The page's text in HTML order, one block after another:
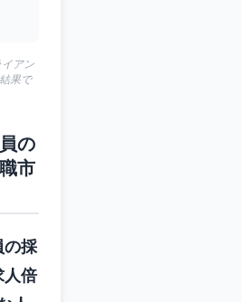
アン
果で
の
市
の採
人倍